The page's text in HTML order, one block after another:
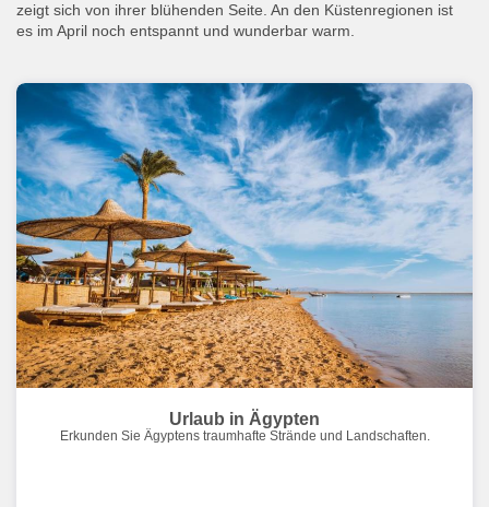
zeigt sich von ihrer blühenden Seite. An den Küstenregionen ist
es im April noch entspannt und wunderbar warm.
Urlaub in Ägypten
Erkunden Sie Ägyptens traumhafte Strände und Landschaften.